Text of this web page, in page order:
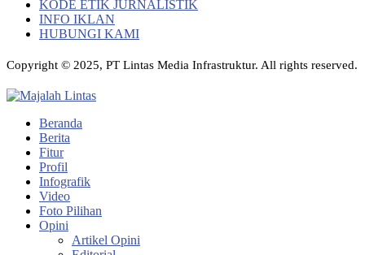
KODE ETIK JURNALISTIK
INFO IKLAN
HUBUNGI KAMI
Copyright © 2025, PT Lintas Media Infrastruktur. All rights reserved.
Beranda
Berita
Fitur
Profil
Infografik
Video
Foto Pilihan
Opini
Artikel Opini